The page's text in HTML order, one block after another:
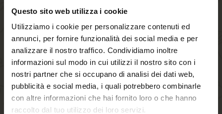
Questo sito web utilizza i cookie
Utilizziamo i cookie per personalizzare contenuti ed
annunci, per fornire funzionalità dei social media e per
analizzare il nostro traffico. Condividiamo inoltre
informazioni sul modo in cui utilizzi il nostro sito con i
nostri partner che si occupano di analisi dei dati web,
pubblicità e social media, i quali potrebbero combinarle
con altre informazioni che hai fornito loro o che hanno
raccolto dal tuo utilizzo dei loro servizi.
cantine di maturazione, sotto l’occhio vigile dei
Con la naturale eliminazione di quei composti che ne
contraddistinguono “l’acerbità”, la birra da “giovane” diventa
matura”, e viene filtrata e avviata infine al confezionamento.
Il risultato sarà una fresca e dissetante Birra FORST.